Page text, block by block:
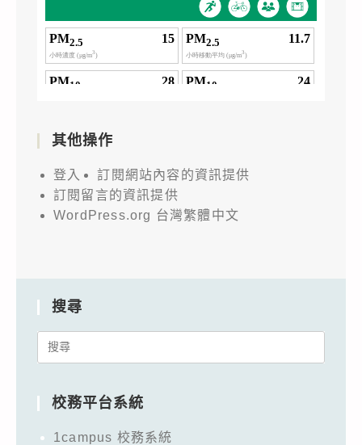
其他操作
登入
訂閱網站內容的資訊提供
訂閱留言的資訊提供
WordPress.org 台灣繁體中文
搜尋
Search
校務平台系統
1campus 校務系統